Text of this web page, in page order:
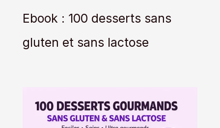
Ebook : 100 desserts sans
gluten et sans lactose